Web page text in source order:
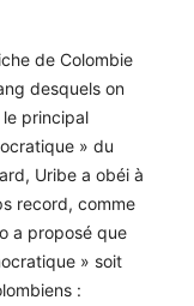
de Colombie
desquels on
le principal
» du
Uribe a obéi à
record, comme
a proposé que
» soit
: